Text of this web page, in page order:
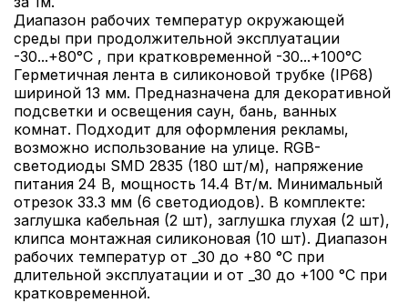
Диапазон рабочих температур окружающей
среды при продолжительной эксплуатации
-30...+80°С , при кратковременной -30...+100°С
Герметичная лента в силиконовой трубке (IP68)
шириной 13 мм. Предназначена для декоративной
подсветки и освещения саун, бань, ванных
комнат. Подходит для оформления рекламы,
возможно использование на улице. RGB-
светодиоды SMD 2835 (180 шт/м), напряжение
питания 24 В, мощность 14.4 Вт/м. Минимальный
отрезок 33.3 мм (6 светодиодов). В комплекте:
заглушка кабельная (2 шт), заглушка глухая (2 шт),
клипса монтажная силиконовая (10 шт). Диапазон
рабочих температур от _30 до +80 °С при
длительной эксплуатации и от _30 до +100 °С при
кратковременной.